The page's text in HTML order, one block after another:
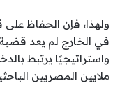
ولهذا، فإن الحفاظ
في الخارج لم يعد
واستراتيجيًا يرتبط
ملايين المصريين